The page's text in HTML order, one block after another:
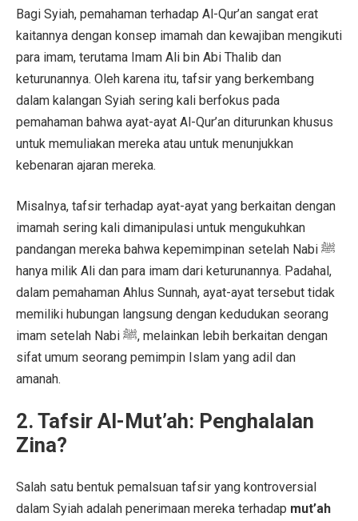
Bagi Syiah, pemahaman terhadap Al-Qur’an sangat erat
kaitannya dengan konsep imamah dan kewajiban mengikuti
para imam, terutama Imam Ali bin Abi Thalib dan
keturunannya. Oleh karena itu, tafsir yang berkembang
dalam kalangan Syiah sering kali berfokus pada
pemahaman bahwa ayat-ayat Al-Qur’an diturunkan khusus
untuk memuliakan mereka atau untuk menunjukkan
kebenaran ajaran mereka.
Misalnya, tafsir terhadap ayat-ayat yang berkaitan dengan
imamah sering kali dimanipulasi untuk mengukuhkan
pandangan mereka bahwa kepemimpinan setelah Nabi ﷺ
hanya milik Ali dan para imam dari keturunannya. Padahal,
dalam pemahaman Ahlus Sunnah, ayat-ayat tersebut tidak
memiliki hubungan langsung dengan kedudukan seorang
imam setelah Nabi ﷺ, melainkan lebih berkaitan dengan
sifat umum seorang pemimpin Islam yang adil dan
amanah.
2. Tafsir Al-Mut’ah: Penghalalan
Zina?
Salah satu bentuk pemalsuan tafsir yang kontroversial
dalam Syiah adalah penerimaan mereka terhadap mut’ah